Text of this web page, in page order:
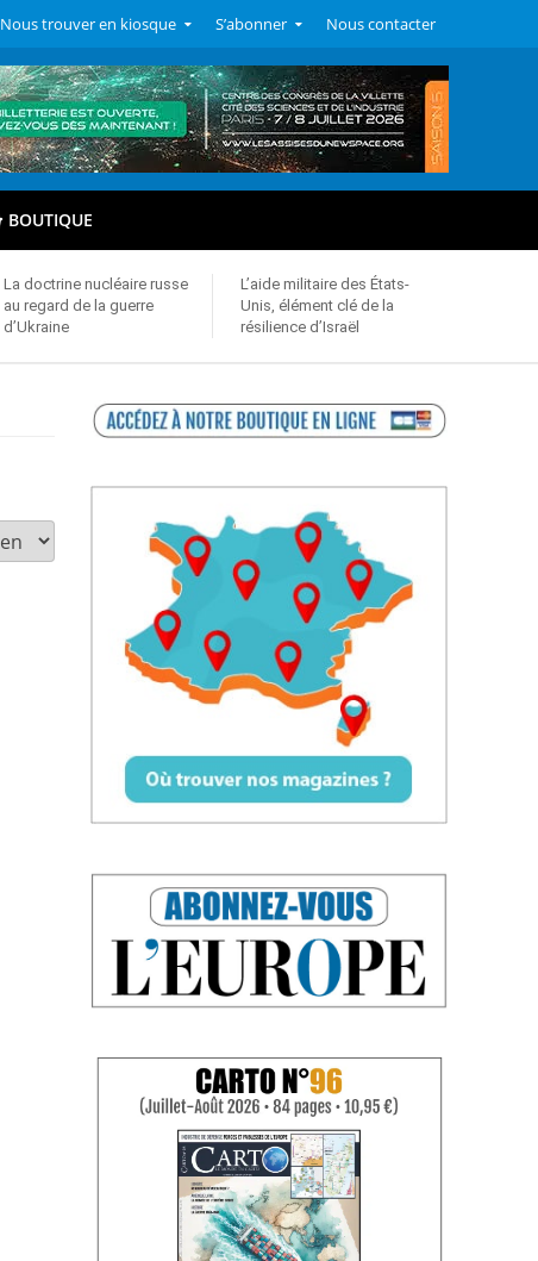
Nous trouver en kiosque S’abonner Nous contacter
BOUTIQUE
La doctrine nucléaire russe
au regard de la guerre
d’Ukraine
L’aide militaire des États-
Unis, élément clé de la
résilience d’Israël